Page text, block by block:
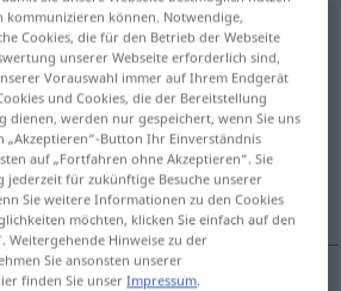
anklicken/antippen)
pouco apropriado,
kommunizieren können. Notwendige,
Cookies, die für den Betrieb der Webseite
unserer Webseite erforderlich sind,
Vorauswahl immer auf Ihrem Endgerät
und Cookies, die der Bereitstellung
dienen, werden nur gespeichert, wenn Sie uns
„Akzeptieren“-Button Ihr Einverständnis
auf „Fortfahren ohne Akzeptieren“. Sie
für zukünftige Besuche unserer
Sie weitere Informationen zu den Cookies
möchten, klicken Sie einfach auf den
Weitergehende Hinweise zu der
Sie ansonsten unserer
finden Sie unserImpressum.